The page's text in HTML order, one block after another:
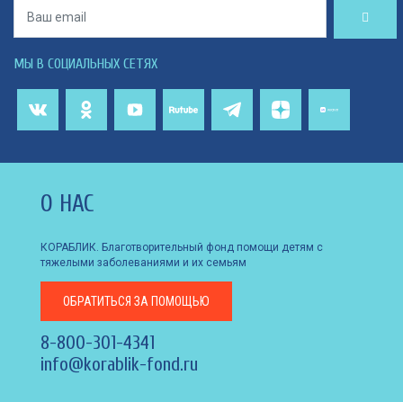
МЫ В СОЦИАЛЬНЫХ СЕТЯХ
О НАС
КОРАБЛИК. Благотворительный фонд помощи детям с
тяжелыми заболеваниями и их семьям
ОБРАТИТЬСЯ ЗА ПОМОЩЬЮ
8-800-301-4341
info@korablik-fond.ru